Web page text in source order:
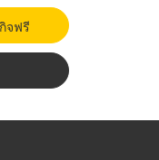
จฟรี